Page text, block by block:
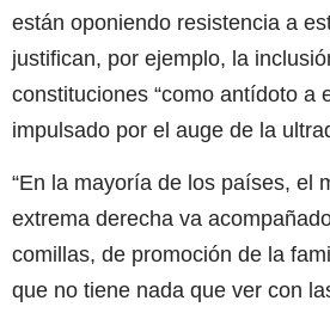
están oponiendo resistencia a
justifican, por ejemplo, la
constituciones “como antídoto a
impulsado por el auge de la
“En la mayoría de los países, el
extrema derecha va
comillas, de promoción de la
que no tiene nada que ver con